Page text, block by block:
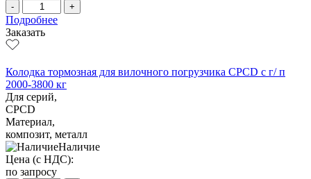
- +
Подробнее
Заказать
Колодка тормозная для вилочного погрузчика CPCD с г/ п
2000-3800 кг
Для серий,
CPCD
Материал,
композит, металл
Наличие
Цена (с НДС):
по запросу